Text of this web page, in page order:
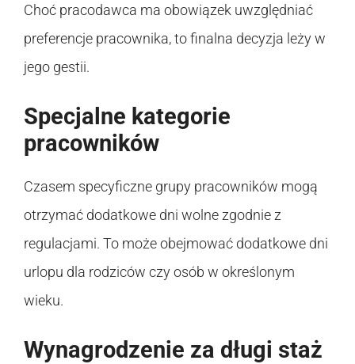
Choć pracodawca ma obowiązek uwzględniać
preferencje pracownika, to finalna decyzja leży w
jego gestii.
Specjalne kategorie
pracowników
Czasem specyficzne grupy pracowników mogą
otrzymać dodatkowe dni wolne zgodnie z
regulacjami. To może obejmować dodatkowe dni
urlopu dla rodziców czy osób w określonym
wieku.
Wynagrodzenie za długi staż